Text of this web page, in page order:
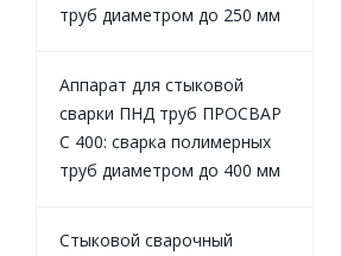
труб диаметром до 250 мм
Аппарат для стыковой
сварки ПНД труб ПРОСВАР
С 400: сварка полимерных
труб диаметром до 400 мм
Стыковой сварочный